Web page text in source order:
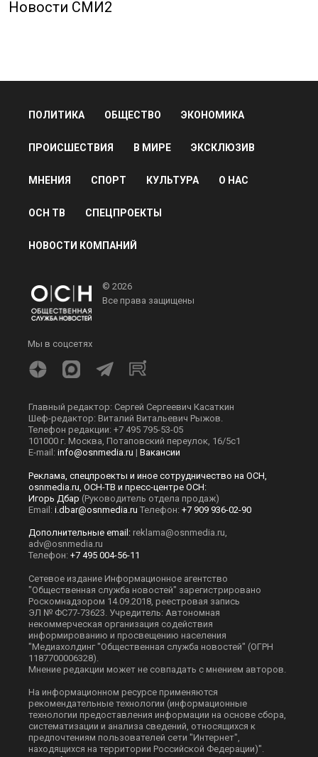
Новости СМИ2
ПОЛИТИКА ОБЩЕСТВО ЭКОНОМИКА
ПРОИСШЕСТВИЯ В МИРЕ ЭКСКЛЮЗИВ
МНЕНИЯ СПОРТ КУЛЬТУРА О НАС
ОСН ТВ СПЕЦПРОЕКТЫ
НОВОСТИ КОМПАНИЙ
© 2026
Все права защищены
Мы в соцсетях
Главный редактор: Сергей Сергеевич Касаткин
Шеф-редактор: Виталий Витальевич Рыжов.
Телефон редакции: +7 495 795-53-05
101000 г. Москва, Потаповский переулок, 16/5с1
E-mail: info@osnmedia.ru | Вакансии
Реклама, спецпроекты и иное сотрудничество на ОСН,
osnmedia.ru, ОСН-ТВ и пресс-центре ОСН:
Игорь Дбар (Руководитель отдела продаж)
Email: i.dbar@osnmedia.ru Телефон: +7 909 936-02-90
Дополнительные email: reklama@osnmedia.ru
adv@osnmedia.ru
Телефон: +7 495 004-56-11
Сетевое издание Информационное агентство
"Общественная служба новостей" зарегистрировано
Роскомнадзором 14.09.2018, реестровая запись
ЭЛ № ФС77-73623. Учредитель: Автономная
некоммерческая организация содействия
информированию и просвещению населения
"Медиахолдинг "Общественная служба новостей" (ОГРН
1187700006328).
Мнение редакции может не совпадать с мнением авторов.
На информационном ресурсе применяются
рекомендательные технологии (информационные
технологии предоставления информации на основе сбора,
систематизации и анализа сведений, относящихся к
предпочтениям пользователей сети "Интернет",
находящихся на территории Российской Федерации)".